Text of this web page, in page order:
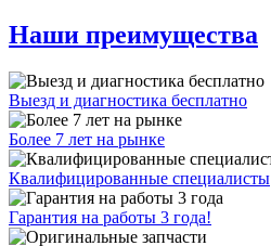
Наши преимущества
Выезд и диагностика бесплатно
Более 7 лет на рынке
Квалифицированные специалисты
Гарантия на работы 3 года!